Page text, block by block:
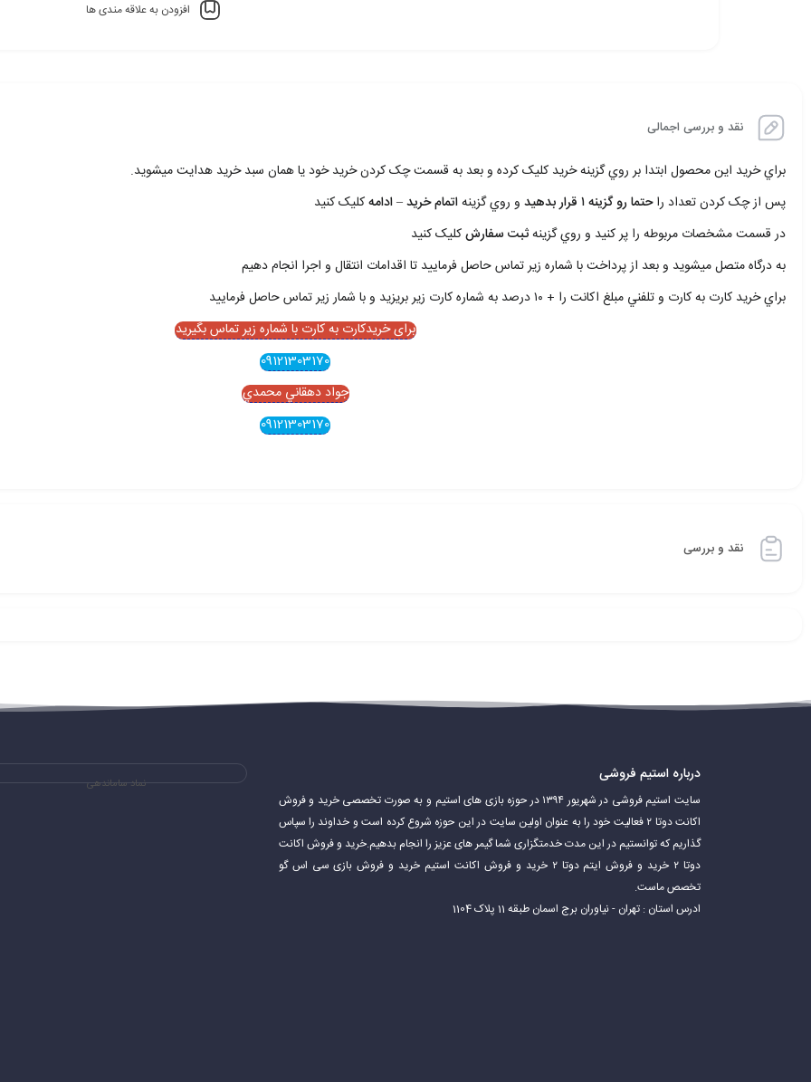
افزودن به علاقه مندی ها
نقد و بررسی اجمالی
براي خريد اين محصول ابتدا بر روي گزينه خريد کليک کرده و بعد به قسمت چک کردن خريد خود يا همان سبد خريد هدايت ميشويد.
پس از چک کردن تعداد راحتما رو گزينه ۱ قرار بدهيد و روي گزينهاتمام خريد – ادامهکليک کنيد
در قسمت مشخصات مربوطه را پر کنيد و روي گزينهثبت سفارشکليک کنيد
به درگاه متصل ميشويد و بعد از پرداخت با شماره زير تماس حاصل فرماييد تا اقدامات انتقال و اجرا انجام دهيم
براي خريد کارت به کارت و تلفني مبلغ اکانت را + ۱۰ درصد به شماره کارت زير بريزيد و با شمار زير تماس حاصل فرماييد
برای خریدکارت به کارت با شماره زیر تماس بگیرید
09121303170
جواد دهقاني محمدي
09121303170
نقد و بررسی
درباره استیم فروشی
سایت استیم فروشی در شهریور ۱۳۹۴ در حوزه بازی های استیم و به صورت تخصصی خرید و فروش
اکانت دوتا ۲ فعالیت خود را به عنوان اولین سایت در این حوزه شروع کرده است و خداوند را سپاس
گذاریم که توانستیم در این مدت خدمتگزاری شما گیمر های عزیز را انجام بدهیم.خرید و فروش اکانت
دوتا ۲ خرید و فروش ایتم دوتا ۲ خرید و فروش اکانت استیم خرید و فروش بازی سی اس گو
تخصص ماست.
ادرس استان : تهران - نیاوران برج اسمان طبقه 11 پلاک 1104
نماد ساماندهی